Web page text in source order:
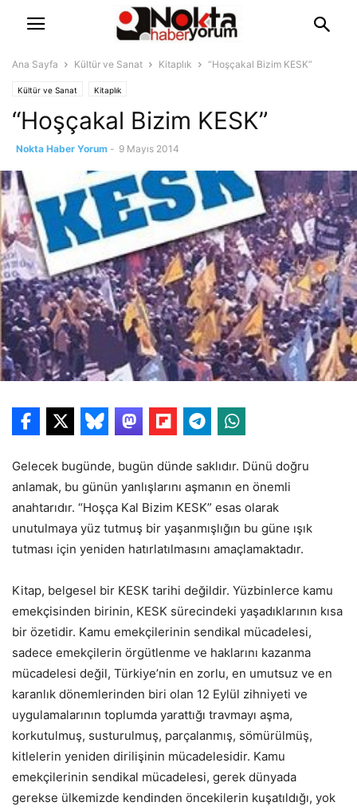
Ana Sayfa Kültür ve Sanat Kitaplık “Hoşçakal Bizim KESK”
Kültür ve Sanat Kitaplık
“Hoşçakal Bizim KESK”
Nokta Haber Yorum - 9 Mayıs 2014
Gelecek bugünde, bugün dünde saklıdır. Dünü doğru
anlamak, bu günün yanlışlarını aşmanın en önemli
anahtarıdır. “Hoşça Kal Bizim KESK” esas olarak
unutulmaya yüz tutmuş bir yaşanmışlığın bu güne ışık
tutması için yeniden hatırlatılmasını amaçlamaktadır.
Kitap, belgesel bir KESK tarihi değildir. Yüzbinlerce kamu
emekçisinden birinin, KESK sürecindeki yaşadıklarının kısa
bir özetidir. Kamu emekçilerinin sendikal mücadelesi,
sadece emekçilerin örgütlenme ve haklarını kazanma
mücadelesi değil, Türkiye’nin en zorlu, en umutsuz ve en
karanlık dönemlerinden biri olan 12 Eylül zihniyeti ve
uygulamalarının toplumda yarattığı travmayı aşma,
korkutulmuş, susturulmuş, parçalanmış, sömürülmüş,
kitlelerin yeniden dirilişinin mücadelesidir. Kamu
emekçilerinin sendikal mücadelesi, gerek dünyada
gerekse ülkemizde kendinden öncekilerin kuşatıldığı, yok